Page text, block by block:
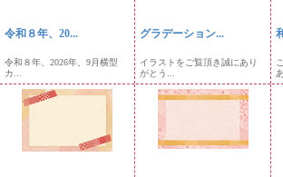
令和８年、20...
令和８年、2026年、9月横型
カ...
グラデーション...
イラストをご覧頂き誠にあり
がとう...